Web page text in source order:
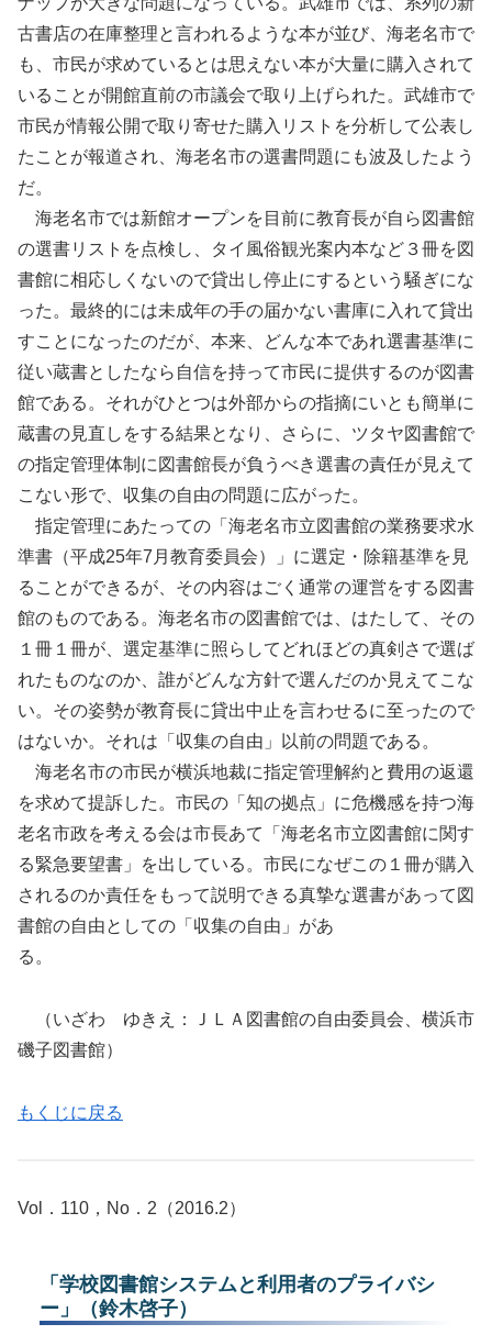
古書店の在庫整理と言われるような本が並び、海老名市で
も、市民が求めているとは思えない本が大量に購入されて
いることが開館直前の市議会で取り上げられた。武雄市で
市民が情報公開で取り寄せた購入リストを分析して公表し
たことが報道され、海老名市の選書問題にも波及したよう
だ。
海老名市では新館オープンを目前に教育長が自ら図書館
の選書リストを点検し、タイ風俗観光案内本など３冊を図
書館に相応しくないので貸出し停止にするという騒ぎにな
った。最終的には未成年の手の届かない書庫に入れて貸出
すことになったのだが、本来、どんな本であれ選書基準に
従い蔵書としたなら自信を持って市民に提供するのが図書
館である。それがひとつは外部からの指摘にいとも簡単に
蔵書の見直しをする結果となり、さらに、ツタヤ図書館で
の指定管理体制に図書館長が負うべき選書の責任が見えて
こない形で、収集の自由の問題に広がった。
指定管理にあたっての「海老名市立図書館の業務要求水
準書（平成25年7月教育委員会）」に選定・除籍基準を見
ることができるが、その内容はごく通常の運営をする図書
館のものである。海老名市の図書館では、はたして、その
１冊１冊が、選定基準に照らしてどれほどの真剣さで選ば
れたものなのか、誰がどんな方針で選んだのか見えてこな
い。その姿勢が教育長に貸出中止を言わせるに至ったので
はないか。それは「収集の自由」以前の問題である。
海老名市の市民が横浜地裁に指定管理解約と費用の返還
を求めて提訴した。市民の「知の拠点」に危機感を持つ海
老名市政を考える会は市長あて「海老名市立図書館に関す
る緊急要望書」を出している。市民になぜこの１冊が購入
されるのか責任をもって説明できる真摯な選書があって図
書館の自由としての「収集の自由」があ
る。
（いざわ ゆきえ：ＪＬＡ図書館の自由委員会、横浜市
磯子図書館）
もくじに戻る
Vol．110，No．2（2016.2）
「学校図書館システムと利用者のプライバシ
ー」（鈴木啓子）